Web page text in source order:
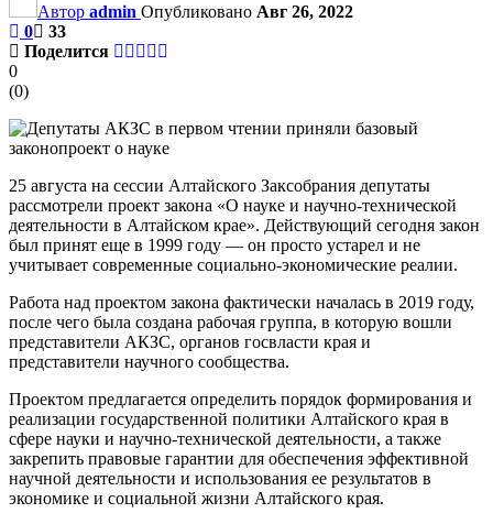
Автор admin Опубликовано Авг 26, 2022
0
33
Поделится
0
(0)
25 августа на сессии Алтайского Заксобрания депутаты
рассмотрели проект закона «О науке и научно-технической
деятельности в Алтайском крае». Действующий сегодня закон
был принят еще в 1999 году — он просто устарел и не
учитывает современные социально-экономические реалии.
Работа над проектом закона фактически началась в 2019 году,
после чего была создана рабочая группа, в которую вошли
представители АКЗС, органов госвласти края и
представители научного сообщества.
Проектом предлагается определить порядок формирования и
реализации государственной политики Алтайского края в
сфере науки и научно-технической деятельности, а также
закрепить правовые гарантии для обеспечения эффективной
научной деятельности и использования ее результатов в
экономике и социальной жизни Алтайского края.